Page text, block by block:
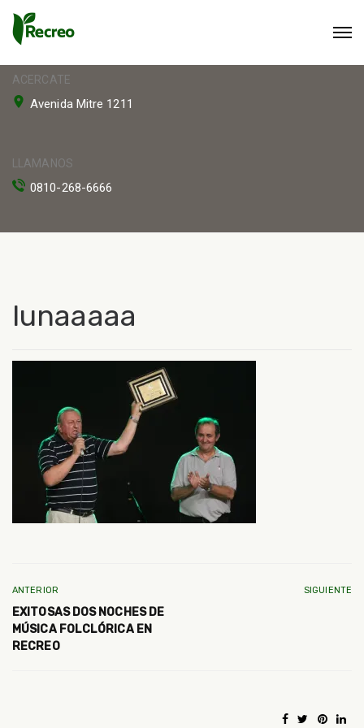
ACERCATE
Avenida Mitre 1211
LLAMANOS
0810-268-6666
lunaaaaa
ANTERIOR
EXITOSAS DOS NOCHES DE
MÚSICA FOLCLÓRICA EN
RECREO
SIGUIENTE